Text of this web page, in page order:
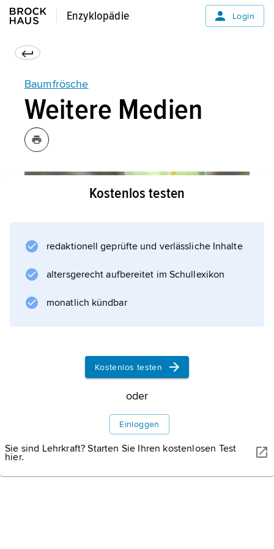
Enzyklopädie
Enzyklopädie Login
Baumfrösche
Weitere Medien
Der Baumfrosch Dendropsophus bifurcus ist im Gebiet des
oberen Amazonas in Teilen Kolumbiens, Ecuadors, Perus,
Brasiliens und Boliviens verbreitet.
Kostenlos testen
redaktionell geprüfte und verlässliche Inhalte
altersgerecht aufbereitet im Schullexikon
monatlich kündbar
Kostenlos testen
oder
Einloggen
Sie sind Lehrkraft? Starten Sie Ihren kostenlosen Test
hier.